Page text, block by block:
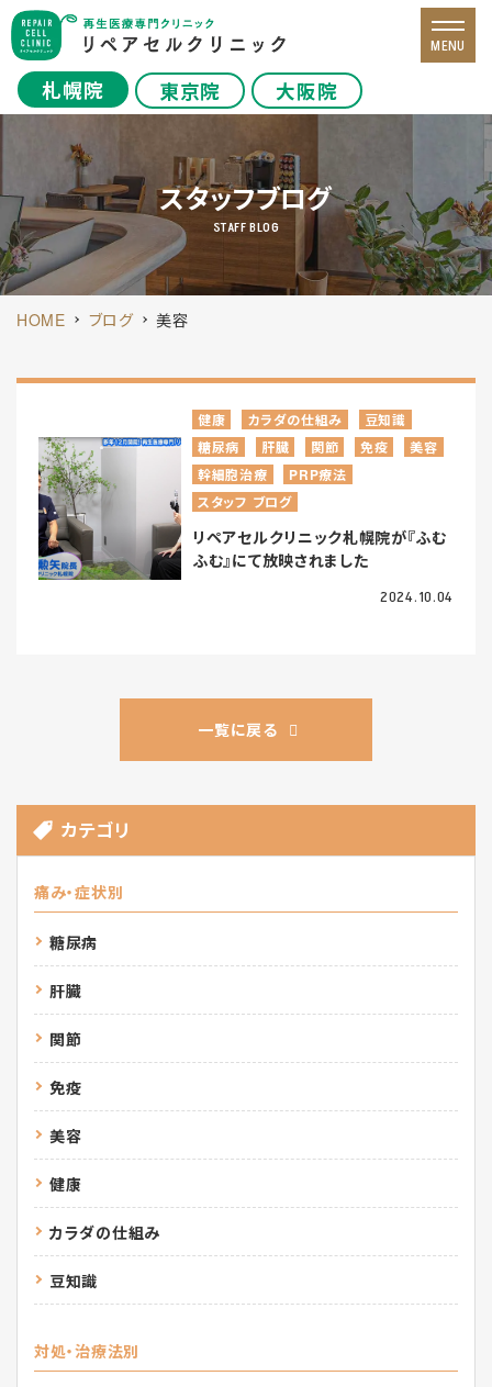
札幌院 東京院 大阪院
MENU
スタッフブログ
STAFF BLOG
HOME ブログ 美容
健康 カラダの仕組み
豆知識
糖尿病
肝臓 関節 免疫
美容
幹細胞治療
PRP療法
スタッフ ブログ
リペアセルクリニック札幌院が『ふむ
ふむ』にて放映されました
2024.10.04
一覧に戻る
カテゴリ
痛み・症状別
糖尿病
肝臓
関節
免疫
美容
健康
カラダの仕組み
豆知識
対処・治療法別